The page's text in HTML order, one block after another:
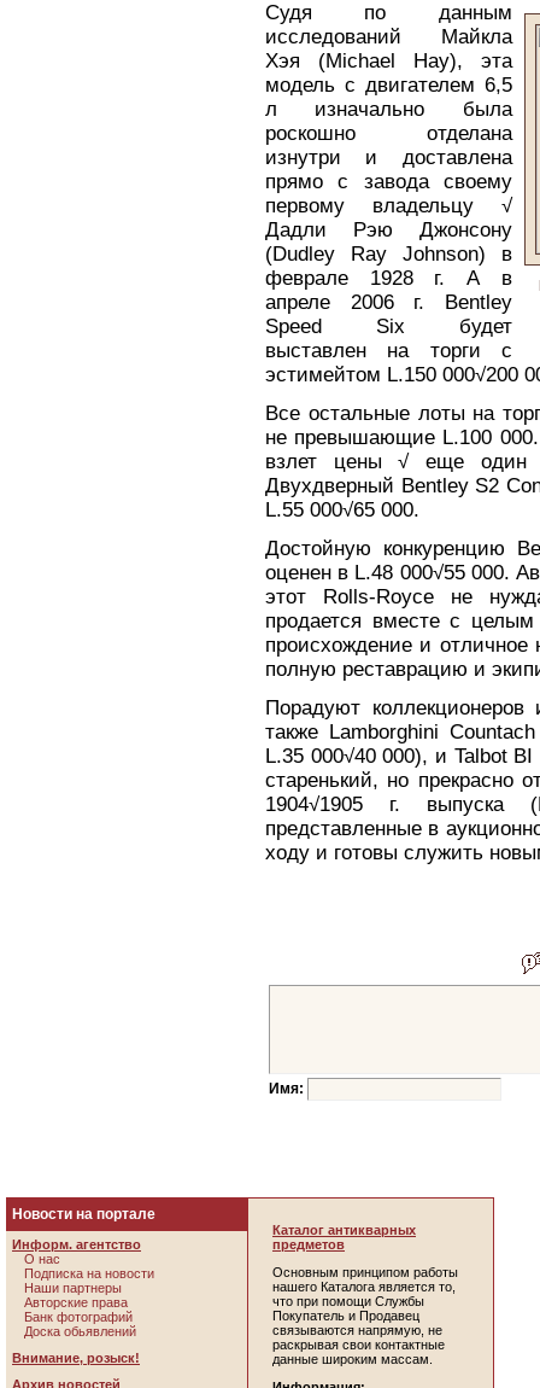
Судя по данным
исследований Майкла
Хэя (Michael Hay), эта
модель с двигателем 6,5
л изначально была
роскошно отделана
изнутри и доставлена
прямо с завода своему
первому владельцу √
Дадли Рэю Джонсону
(Dudley Ray Johnson) в
феврале 1928 г. А в
апреле 2006 г. Bentley
Speed Six будет
выставлен на торги с
эстимейтом L.150 000√200
Все остальные лоты на
не превышающие L.100
взлет цены √ еще один
Двухдверный Bentley S2
L.55 000√65 000.
Достойную конкуренцию
оценен в L.48 000√55 000.
этот Rolls-Royce не
продается вместе с
происхождение и
полную реставрацию и
Порадуют
также Lamborghini
L.35 000√40 000), и Talbot
старенький, но прекрасно
1904√1905 г. выпуска
представленные в
ходу и готовы служить
Имя:
Новости на портале
Информ. агентство
О нас
Подписка на новости
Наши партнеры
Авторские права
Банк фотографий
Доска обьявлений
Внимание, розыск!
Архив новостей
Каталог антикварных
предметов
Основным принципом работы
нашего Каталога является то,
что при помощи Службы
Покупатель и Продавец
связываются напрямую, не
раскрывая свои контактные
данные широким массам.